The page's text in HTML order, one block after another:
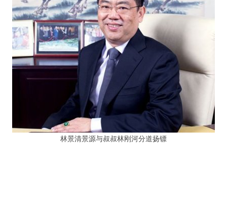
林景清景源与叔叔林刚河分道扬镖